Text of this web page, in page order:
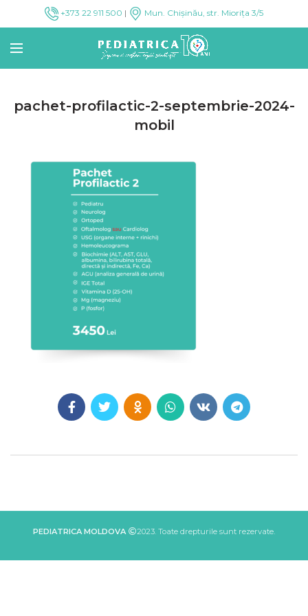
+373 22 911 500 | Mun. Chișinău, str. Miorița 3/5
pachet-profilactic-2-septembrie-2024-
mobil
PEDIATRICA MOLDOVA 2023. Toate drepturile sunt rezervate.